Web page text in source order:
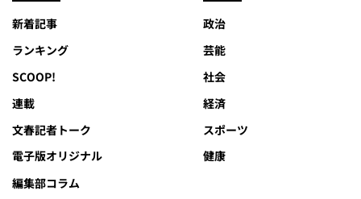
新着記事
ランキング
SCOOP!
連載
文春記者トーク
電子版オリジナル
編集部コラム
政治
芸能
社会
経済
スポーツ
健康